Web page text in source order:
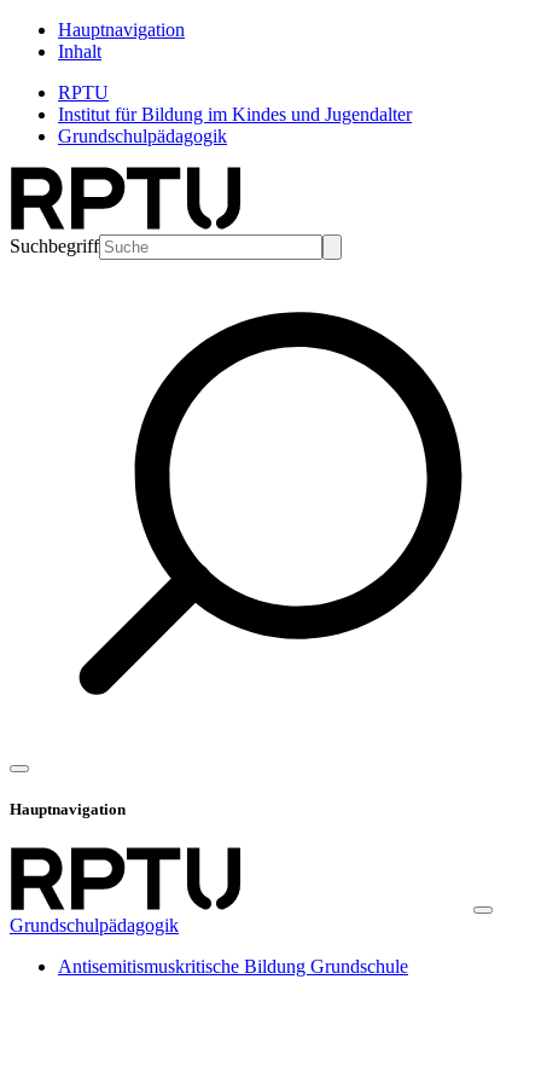
Hauptnavigation
Inhalt
RPTU
Institut für Bildung im Kindes und Jugendalter
Grundschulpädagogik
Suchbegriff
Hauptnavigation
Grundschulpädagogik
Antisemitismuskritische Bildung Grundschule